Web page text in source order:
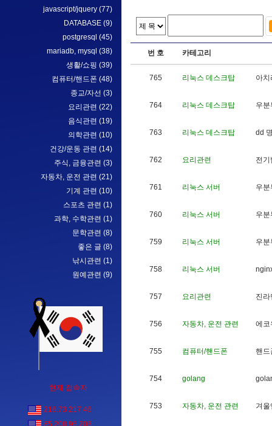
javascript/jquery (77)
DATABASE (9)
postgresql (45)
mariadb, mysql (38)
생활/쇼핑 (39)
컴퓨터/핸드폰 (48)
종교/자선 (3)
요리관련 (22)
음식관련 (19)
의학관련 (10)
건강/운동 관련 (14)
주식, 금융관련 (3)
자동차, 운전 관련 (21)
기계 관련 (10)
스포츠 관련 (1)
과학, 수학관련 (1)
문학관련 (8)
좋은 글 (8)
낚시관련 (1)
원예관련 (9)
현재 접속자
216.73.217.46
85.208.96.208
번 호 카테고리
765 리눅스 데스크탑 아치
764 리눅스 데스크탑 우분
763 리눅스 데스크탑 dd
762 요리관련 전 기
761 리눅스 서버 우분
760 리눅스 서버 우분
759 리눅스 서버 우분
758 리눅스 서버 ngin
757 요리관련 진라
756 자동차, 운전 관련 에 코
755 컴퓨터/핸드폰 핸드
754 golang go a
753 자동차, 운전 관련 겨 울